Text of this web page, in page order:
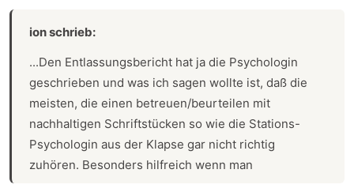
ion schrieb:
...Den Entlassungsbericht hat ja die Psychologin
geschrieben und was ich sagen wollte ist, daß die
meisten, die einen betreuen/beurteilen mit
nachhaltigen Schriftstücken so wie die Stations-
Psychologin aus der Klapse gar nicht richtig
zuhören. Besonders hilfreich wenn man